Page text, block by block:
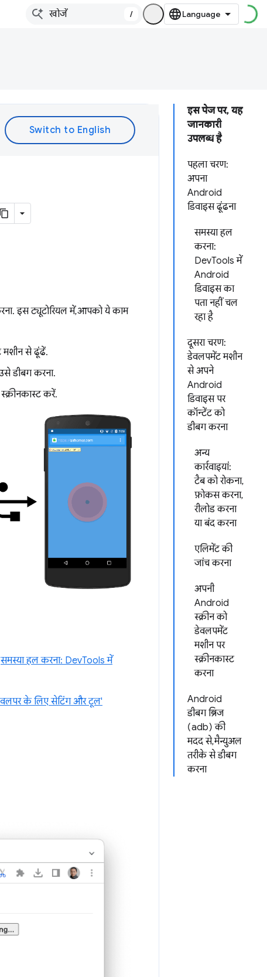
/
इस पेज पर, यह
जानकारी
उपलब्ध है
पहला चरण:
अपना
Android
डिवाइस ढूंढना
समस्या हल
करना:
DevTools में
Android
डिवाइस का
पता नहीं चल
रहा है
दूसरा चरण:
डेवलपमेंट मशीन
से अपने
Android
डिवाइस पर
कॉन्टेंट को
डीबग करना
अन्य
कार्रवाइयां:
टैब को रोकना,
फ़ोकस करना,
रीलोड करना
या बंद करना
एलिमेंट की
जांच करना
अपनी
Android
स्क्रीन को
डेवलपमेंट
मशीन पर
स्क्रीनकास्ट
करना
Android
डीबग ब्रिज
(adb) की
मदद से, मैन्युअल
तरीके से डीबग
करना
इस ट्यूटोरियल में, आपको ये काम
मशीन से ढूंढें.
डीबग करना.
करें.
समस्या हल करना: DevTools में
के लिए सेटिंग और टूल'